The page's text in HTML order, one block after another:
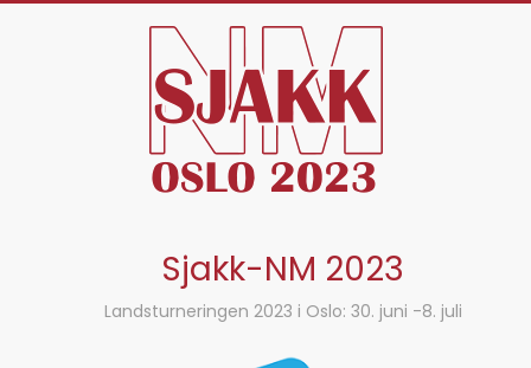
Sjakk-NM 2023
Landsturneringen 2023 i Oslo: 30. juni -8. juli